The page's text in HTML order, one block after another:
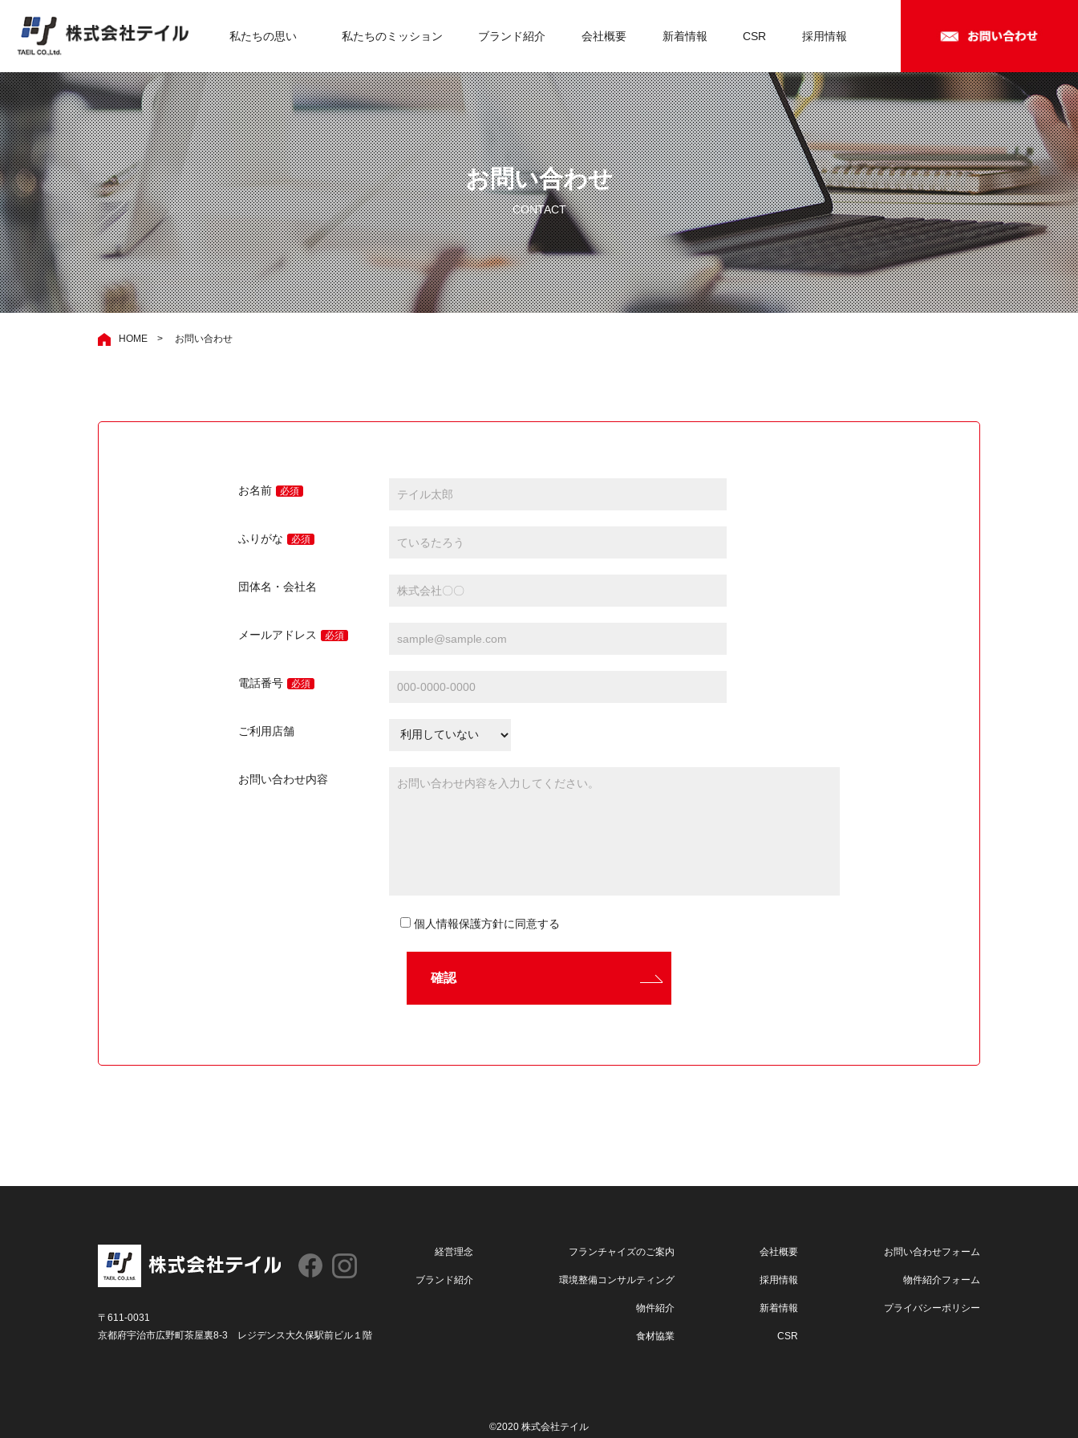
私たちの思い 私たちのミッション ブランド紹介 会社概要 新着情報 CSR 採用情報
お問い合わせ
CONTACT
HOME > お問い合わせ
お名前 必須
ふりがな 必須
団体名・会社名
メールアドレス 必須
電話番号 必須
ご利用店舗
お問い合わせ内容
個人情報保護方針に同意する
〒611-0031
京都府宇治市広野町茶屋裏8-3 レジデンス大久保駅前ビル１階
経営理念
ブランド紹介
フランチャイズのご案内
環境整備コンサルティング
物件紹介
食材協業
会社概要
採用情報
新着情報
CSR
お問い合わせフォーム
物件紹介フォーム
プライバシーポリシー
©2020 株式会社テイル